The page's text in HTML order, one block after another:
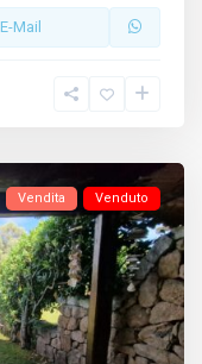
E-Mail
Vendita Venduto